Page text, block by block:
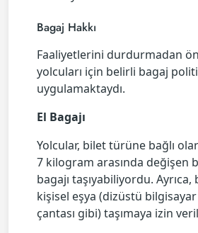
Bagaj Hakkı
Faaliyetlerini durdurmadan
yolcuları için belirli bagaj
uygulamaktaydı.
El Bagajı
Yolcular, bilet türüne bağlı
7 kilogram arasında değişen
bagajı taşıyabiliyordu.
kişisel eşya (dizüstü bilgisayar
çantası gibi) taşımaya izin